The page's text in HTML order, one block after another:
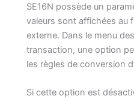
SE16N possède un
valeurs sont affichées au
externe. Dans le menu
transaction, une option
les règles de conversion
Si cette option est